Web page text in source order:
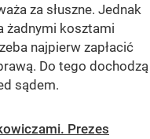
za słuszne. Jednak
żadnymi kosztami
najpierw zapłacić
Do tego dochodzą
sądem.
Prezes